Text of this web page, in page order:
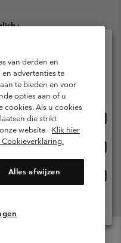
›
Garantie
lidmaatschap
inhoud
Impressum
van derden en
advertenties te
te bieden en voor
opties aan of u
cookies. Als u cookies
die strikt
website. Klik hier
Alles afwijzen
en taal
beschikbaar